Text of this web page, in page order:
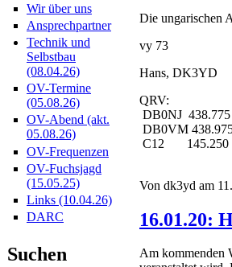
Wir über uns
Ansprechpartner
Technik und
Selbstbau
(08.04.26)
OV-Termine
(05.08.26)
OV-Abend (akt.
05.08.26)
OV-Frequenzen
OV-Fuchsjagd
(15.05.25)
Links (10.04.26)
DARC
Suchen
Die ungarischen
vy 73
Hans, DK3YD
QRV:
DB0NJ
DB0VM
C12 145.250
Von dk3yd am
16.01.20:
Am kommenden